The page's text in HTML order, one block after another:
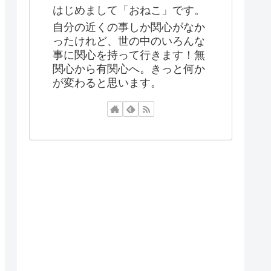
はじめまして「おねこ」です。
自分の近くの事しか関心がなか
ったけれど、世の中のいろんな
事に関心を持って行きます！無
関心から有関心へ。きっと何か
が変わると思います。